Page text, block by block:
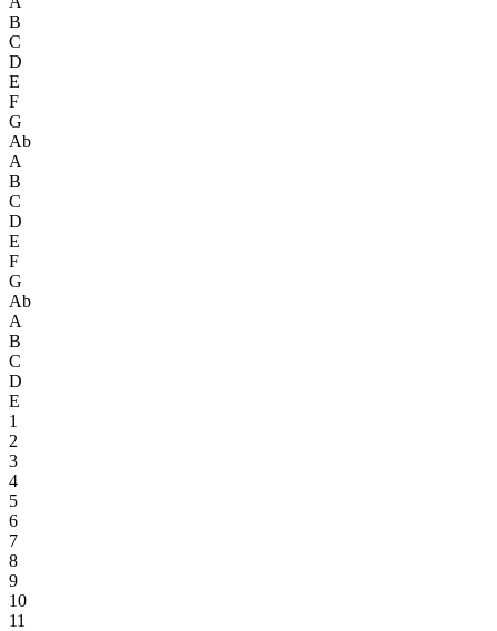
B
C
D
E
F
G
Ab
A
B
C
D
E
F
G
Ab
A
B
C
D
E
1
2
3
4
5
6
7
8
9
10
11